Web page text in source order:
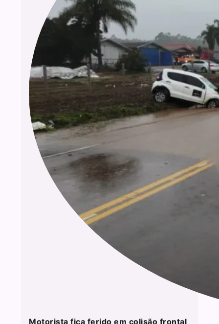
Motorista fica ferido em colisão frontal